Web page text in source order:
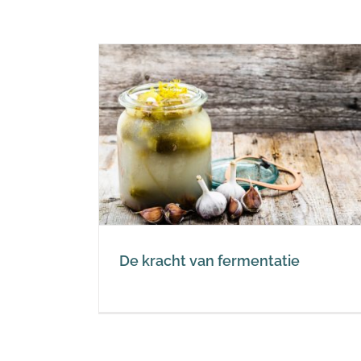
De kracht van fermentatie
Fermentatie? Heeft
gepasteuriseerde
gefermenteerde voeding
Weerstand en Covid-19